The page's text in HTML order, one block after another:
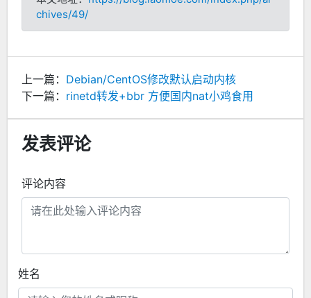
chives/49/
上一篇： Debian/CentOS修改默认启动内核
下一篇： rinetd转发+bbr 方便国内nat小鸡食用
发表评论
评论内容
姓名